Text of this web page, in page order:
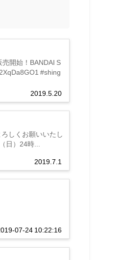
2019.5.20
開始！BANDAI S
#shing
2019.7.1
しくお願いいたし
日）24時...
07-24 10:22:16